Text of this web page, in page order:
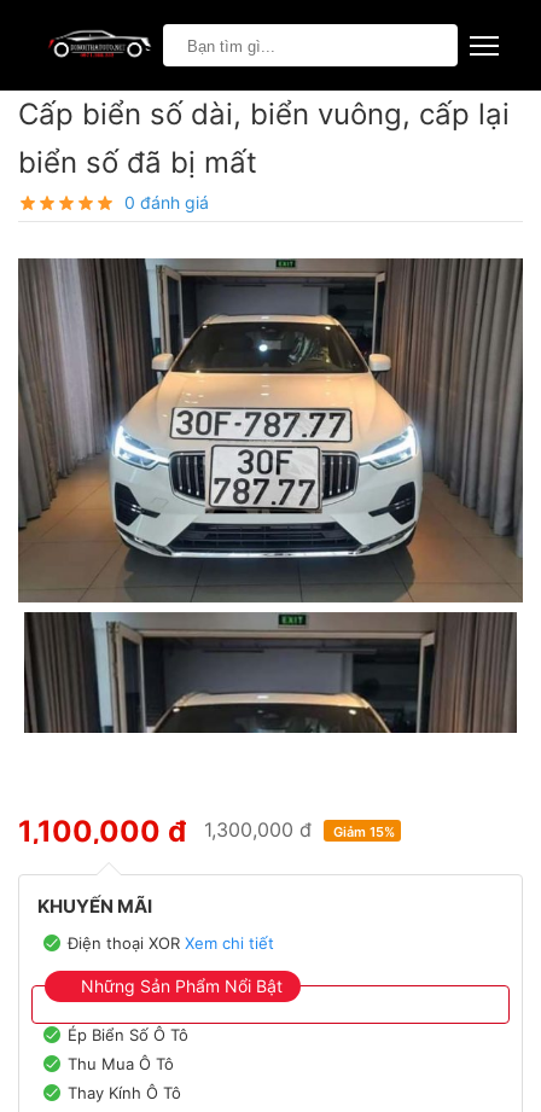
Cấp biển số dài, biển vuông, cấp lại
biển số đã bị mất
0 đánh giá
1,100,000 đ 1,300,000 đ Giảm 15%
KHUYẾN MÃI
Điện thoại XOR Xem chi tiết
Những Sản Phẩm Nổi Bật
Ép Biển Số Ô Tô
Thu Mua Ô Tô
Thay Kính Ô Tô